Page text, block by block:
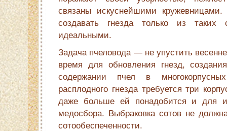
связаны искуснейшими
создавать гнезда только из
идеальными.
Задача пчеловода — не упустить
время для обновления гнезд,
содержании пчел в
расплодного гнезда требуется три
даже больше ей понадобится и для
медосбора. Выбраковка сотов не
сотообеспеченности.